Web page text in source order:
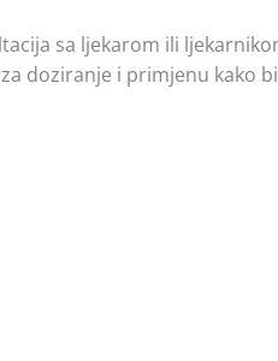
sa ljekarom ili
doziranje i primjenu kako